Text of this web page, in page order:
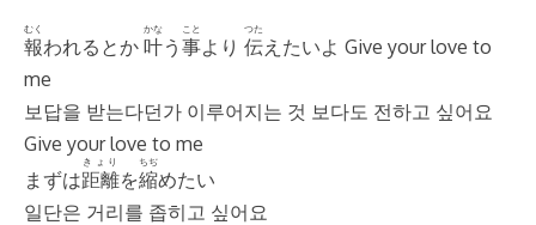
報
むく
われるとか 叶
かな
う 事
こと
より 伝
つた
えたいよ Give your love to
me
보답을 받는다던가 이루어지는 것 보다도 전하고 싶어요
Give your love to me
まずは距離
きょり
を縮
ちぢ
めたい
일단은 거리를 좁히고 싶어요